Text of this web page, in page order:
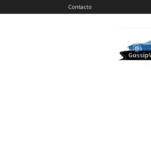
Contacto